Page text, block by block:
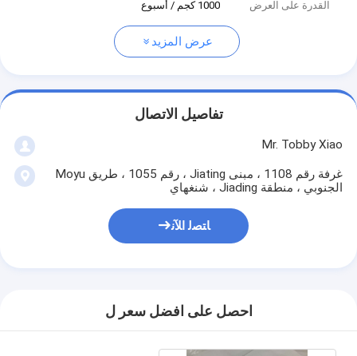
القدرة على العرض
1000 كجم / أسبوع
عرض المزيد
تفاصيل الاتصال
Mr. Tobby Xiao
غرفة رقم 1108 ، مبنى Jiating ، رقم 1055 ، طريق Moyu
الجنوبي ، منطقة Jiading ، شنغهاي
ﺎﺘﺼﻟ ﺍﻶﻧ
احصل على افضل سعر ل